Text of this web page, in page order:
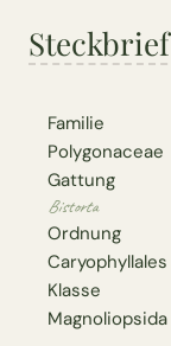
Steckbrief
Familie
Polygonaceae
Gattung
Bistorta
Ordnung
Caryophyllales
Klasse
Magnoliopsida